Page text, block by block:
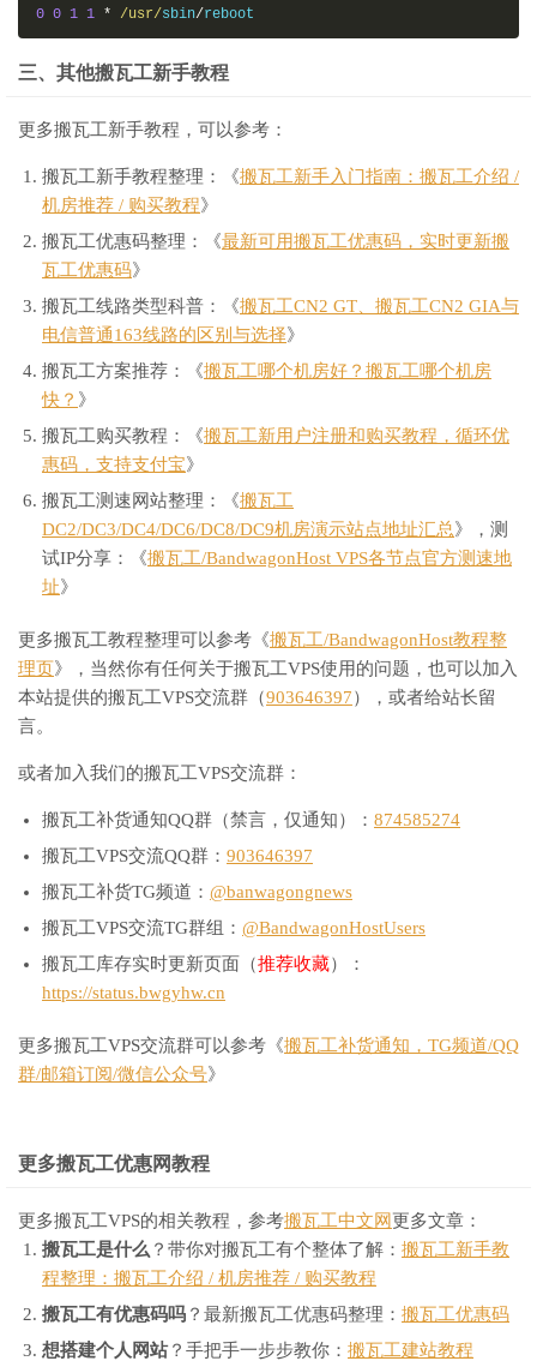
0 0 1 1 * /usr/sbin/reboot
三、其他搬瓦工新手教程
更多搬瓦工新手教程，可以参考：
搬瓦工新手教程整理：《搬瓦工新手入门指南：搬瓦工介绍 /
机房推荐 / 购买教程》
搬瓦工优惠码整理：《最新可用搬瓦工优惠码，实时更新搬
瓦工优惠码》
搬瓦工线路类型科普：《搬瓦工CN2 GT、搬瓦工CN2 GIA与
电信普通163线路的区别与选择》
搬瓦工方案推荐：《搬瓦工哪个机房好？搬瓦工哪个机房
快？ 》
搬瓦工购买教程：《搬瓦工新用户注册和购买教程，循环优
惠码，支持支付宝》
搬瓦工测速网站整理：《搬瓦工
DC2/DC3/DC4/DC6/DC8/DC9机房演示站点地址汇总》，测
试IP分享：《搬瓦工/BandwagonHost VPS各节点官方测速地
址》
更多搬瓦工教程整理可以参考《搬瓦工/BandwagonHost教程整
理页》，当然你有任何关于搬瓦工VPS使用的问题，也可以加入
本站提供的搬瓦工VPS交流群（903646397），或者给站长留
言。
或者加入我们的搬瓦工VPS交流群：
搬瓦工补货通知QQ群（禁言，仅通知）： 874585274
搬瓦工VPS交流QQ群： 903646397
搬瓦工补货TG频道： @banwagongnews
搬瓦工VPS交流TG群组： @BandwagonHostUsers
搬瓦工库存实时更新页面（推荐收藏）：
https://status.bwgyhw.cn
更多搬瓦工VPS交流群可以参考《搬瓦工补货通知，TG频道/QQ
群/邮箱订阅/微信公众号》
更多搬瓦工优惠网教程
更多搬瓦工VPS的相关教程，参考搬瓦工中文网 更多文章：
搬瓦工是什么 ？带你对搬瓦工有个整体了解： 搬瓦工新手教
程整理：搬瓦工介绍 / 机房推荐 / 购买教程
搬瓦工有优惠码吗 ？最新搬瓦工优惠码整理： 搬瓦工优惠码
想搭建个人网站？手把手一步步教你： 搬瓦工建站教程